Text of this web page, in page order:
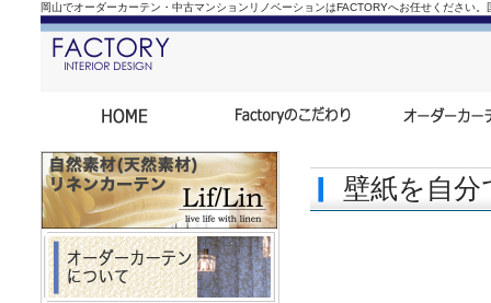
岡山でオーダーカーテン・中古マンションリノベーションはFACTORYへお任せください
壁紙を自